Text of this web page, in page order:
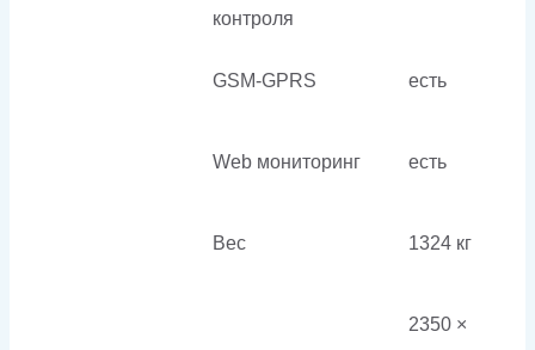
контроля
GSM-GPRS есть
Web мониторинг есть
Вес 1324 кг
2350 ×